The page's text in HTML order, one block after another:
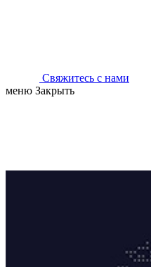
Свяжитесь с нами
меню Закрыть